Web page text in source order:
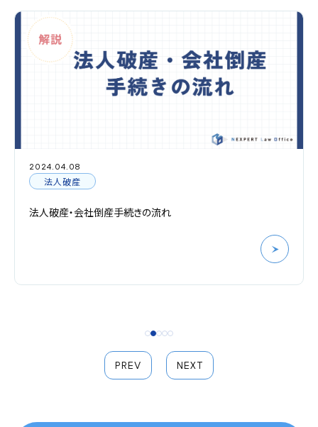
2024.04.08
法人破産
法人破産・会社倒産手続きの流れ
PREV NEXT